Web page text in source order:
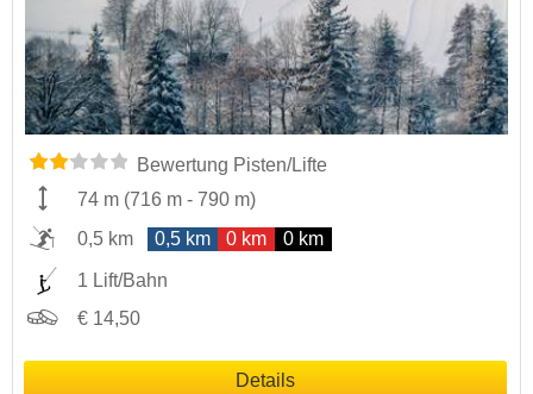
Bewertung Pisten/Lifte
74 m (716 m - 790 m)
0,5 km
0,5 km 0 km 0 km
1 Lift/Bahn
€ 14,50
Details